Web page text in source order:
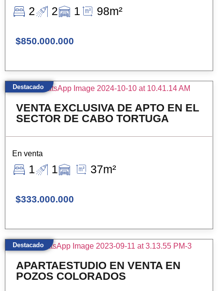
2 2 1 98m²
$850.000.000
VENTA EXCLUSIVA DE APTO EN EL
SECTOR DE CABO TORTUGA
En venta
1 1 37m²
$333.000.000
Destacado
APARTAESTUDIO EN VENTA EN
POZOS COLORADOS
Destacado